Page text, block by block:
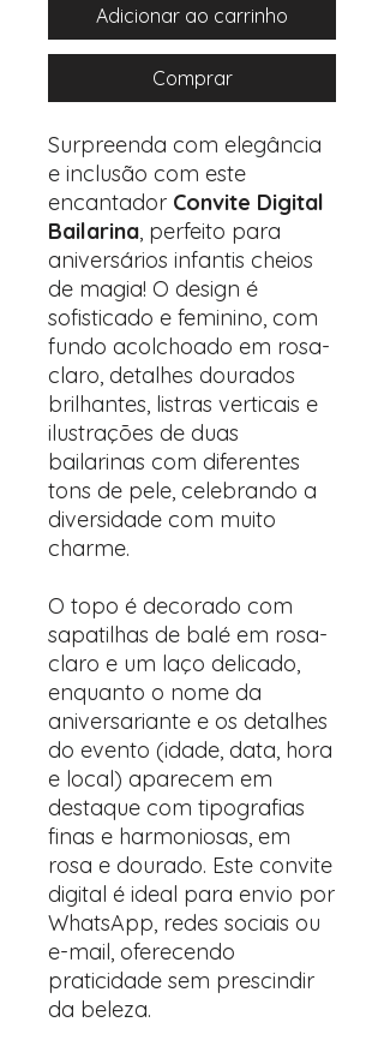
Adicionar ao carrinho
Comprar
Surpreenda com elegância
e inclusão com este
encantador Convite Digital
Bailarina, perfeito para
aniversários infantis cheios
de magia! O design é
sofisticado e feminino, com
fundo acolchoado em rosa-
claro, detalhes dourados
brilhantes, listras verticais e
ilustrações de duas
bailarinas com diferentes
tons de pele, celebrando a
diversidade com muito
charme.
O topo é decorado com
sapatilhas de balé em rosa-
claro e um laço delicado,
enquanto o nome da
aniversariante e os detalhes
do evento (idade, data, hora
e local) aparecem em
destaque com tipografias
finas e harmoniosas, em
rosa e dourado. Este convite
digital é ideal para envio por
WhatsApp, redes sociais ou
e-mail, oferecendo
praticidade sem prescindir
da beleza.